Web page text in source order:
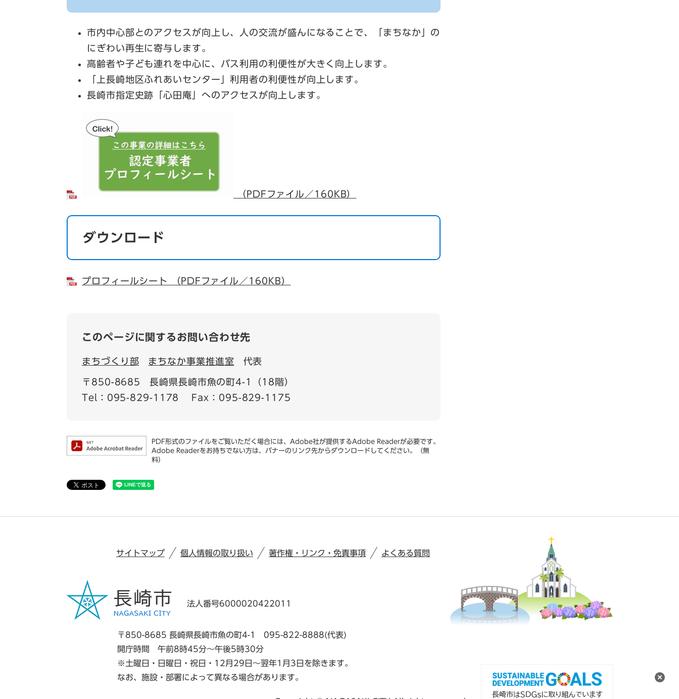
市内中心部とのアクセスが向上し、人の交流が盛んになることで、「まちなか」の
にぎわい再生に寄与します。
高齢者や子ども連れを中心に、バス利用の利便性が大きく向上します。
「上長崎地区ふれあいセンター」利用者の利便性が向上します。
長崎市指定史跡「心田庵」へのアクセスが向上します。
（PDFファイル／160KB）
ダウンロード
プロフィールシート （PDFファイル／160KB）
このページに関するお問い合わせ先
まちづくり部 まちなか事業推進室 代表
〒850-8685
長崎県長崎市魚の町4-1（18階）
Tel：095-829-1178
Fax：095-829-1175
PDF形式のファイルをご覧いただく場合には、Adobe社が提供するAdobe Readerが必要です。
Adobe Readerをお持ちでない方は、バナーのリンク先からダウンロードしてください。（無
料）
サイトマップ 個人情報の取り扱い 著作権・リンク・免責事項 よくある質問
法人番号6000020422011
〒850-8685 長崎県長崎市魚の町4-1
095-822-8888(代表)
開庁時間 午前8時45分～午後5時30分
※土曜日・日曜日・祝日・12月29日～翌年1月3日を除きます。
なお、施設・部署によって異なる場合があります。